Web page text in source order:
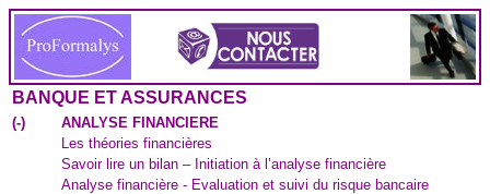
BANQUE ET ASSURANCES
(-)
ANALYSE FINANCIERE
Les théories financières
Savoir lire un bilan – Initiation à l’analyse financière
Analyse financière - Evaluation et suivi du risque bancaire